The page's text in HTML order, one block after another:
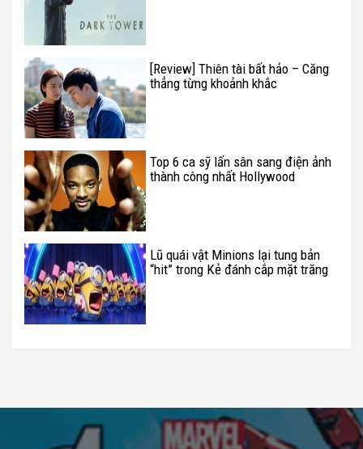
[Review] Thiên tài bất hảo – Căng
thẳng từng khoảnh khắc
Top 6 ca sỹ lấn sân sang điện ảnh
thành công nhất Hollywood
Lũ quái vật Minions lại tung bản
“hit” trong Kẻ đánh cắp mặt trăng